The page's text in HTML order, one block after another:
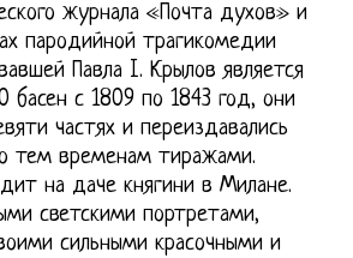
журнала «Почта духов» и
пародийной трагикомедии
Павла I. Крылов является
басен с 1809 по 1843 год, они
частях и переиздавались
тем временам тиражами.
на даче княгини в Милане.
светскими портретами,
сильными красочными и